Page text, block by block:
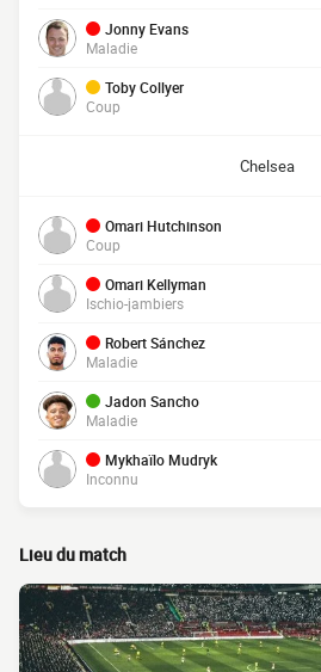
Jonny Evans
Maladie
Toby Collyer
Coup
Chelsea
Omari Hutchinson
Coup
Omari Kellyman
Ischio-jambiers
Robert Sánchez
Maladie
Jadon Sancho
Maladie
Mykhaïlo Mudryk
Inconnu
Lieu du match